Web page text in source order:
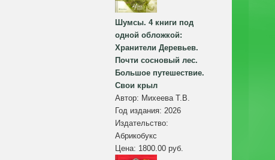
Шумсы. 4 книги под
одной обложкой:
Хранители Деревьев.
Почти сосновый лес.
Большое путешествие.
Свои крыл
Автор: Михеева Т.В.
Год издания: 2026
Издательство:
Абрикобукс
Цена: 1800.00 руб.